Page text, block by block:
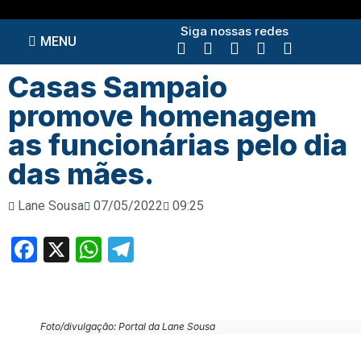
MENU
Siga nossas redes
Casas Sampaio
promove homenagem
as funcionárias pelo dia
das mães.
Lane Sousa 07/05/2022 09:25
Facebook
X WhatsApp
Foto/divulgação: Portal da Lane Sousa